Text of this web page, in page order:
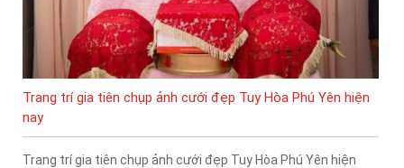
Trang trí gia tiên chụp ảnh cưới đẹp Tuy Hòa Phú Yên hiện
nay
Trang trí gia tiên chụp ảnh cưới đẹp Tuy Hòa Phú Yên hiện